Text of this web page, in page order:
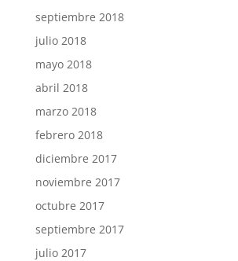
septiembre 2018
julio 2018
mayo 2018
abril 2018
marzo 2018
febrero 2018
diciembre 2017
noviembre 2017
octubre 2017
septiembre 2017
julio 2017